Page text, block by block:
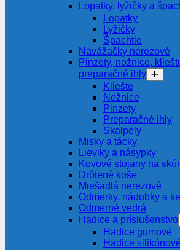
Lopatky, lyžičky a
Lopatky
Lyžičky
Špachtle
Navážačky nerezové
Pinzety, nožnice,
preparačné ihly
Kliešte
Nožnice
Pinzety
Preparačné ihly
Skalpely
Misky a tácky
Lieviky a násypky
Kovové stojany na
Drôtené koše
Miešadlá nerezové
Odmerky, nádobky a
Odmerné vedrá
Hadice a príslušenstvo
Hadice gumové
Hadice silikónové